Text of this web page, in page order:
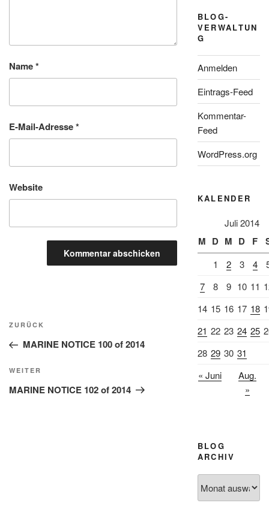
Name*
E-Mail-Adresse*
Website
Beitragsnavigation
Vorheriger
Beitrag
ZURÜCK
MARINE NOTICE 100 of 2014
Nächster
Beitrag
WEITER
MARINE NOTICE 102 of 2014
BLOG-
VERWALTUN
G
Anmelden
Eintrags-Feed
Kommentar-
Feed
WordPress.org
KALENDER
Juli 2014
M D M D F
1 2 3 4
7
8 9 10 11
14 15 16 17 18
21 22 23 24 25
28 29 30 31
« Juni
Aug.
»
BLOG
ARCHIV
Archiv